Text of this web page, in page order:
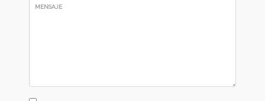
MENSAJE